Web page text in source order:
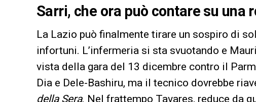
Sarri, che ora può contare su una
La Lazio può finalmente tirare un sospiro di
infortuni. L’infermeria si sta svuotando e
vista della gara del 13 dicembre contro il
Dia e Dele-Bashiru, ma il tecnico dovrebbe
della Sera. Nel frattempo Tavares, reduce da